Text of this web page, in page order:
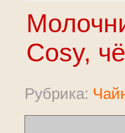
Cosy,
Рубрика: